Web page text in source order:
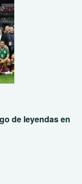
de leyendas en